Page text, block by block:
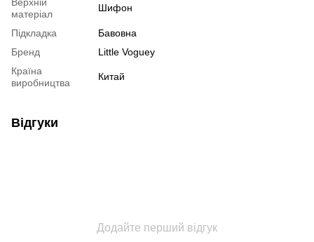
матеріал
Шифон
Підкладка
Бавовна
Бренд
Little Voguey
Країна
виробництва
Китай
Відгуки
Додайте перший відгук